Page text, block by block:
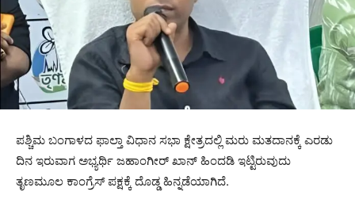
ಪಶ್ಚಿಮ ಬಂಗಾಳದ ಫಾಲ್ತಾ ವಿಧಾನ ಸಭಾ ಕ್ಷೇತ್ರದಲ್ಲಿ ಮರು ಮತದಾನಕ್ಕೆ ಎರಡು
ದಿನ ಇರುವಾಗ ಅಭ್ಯರ್ಥಿ ಜಹಾಂಗೀರ್ ಖಾನ್ ಹಿಂದಡಿ ಇಟ್ಟಿರುವುದು
ತೃಣಮೂಲ ಕಾಂಗ್ರೆಸ್ ಪಕ್ಷಕ್ಕೆ ದೊಡ್ಡ ಹಿನ್ನಡೆಯಾಗಿದೆ.